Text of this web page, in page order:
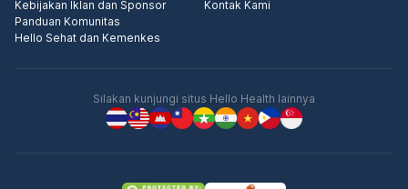
Kebijakan Iklan dan Sponsor
Panduan Komunitas
Hello Sehat dan Kemenkes
Kontak Kami
Silakan kunjungi situs Hello Health lainnya